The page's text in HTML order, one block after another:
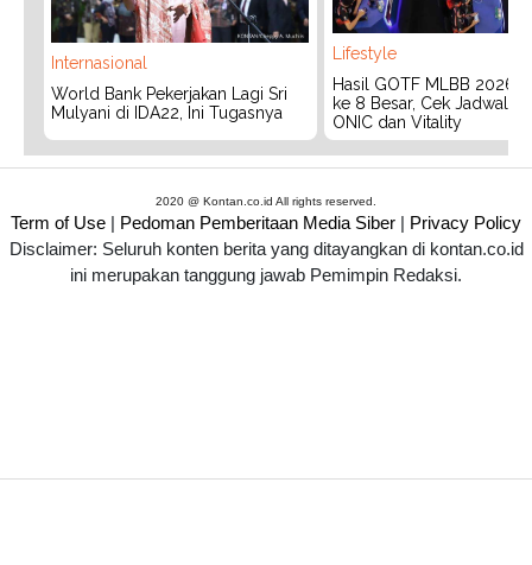
Internasional
World Bank Pekerjakan Lagi Sri
Mulyani di IDA22, Ini Tugasnya
Lifestyle
Hasil GOTF MLBB 2026:
ke 8 Besar, Cek Jadwal
ONIC dan Vitality
2020 @ Kontan.co.id All rights reserved.
Term of Use | Pedoman Pemberitaan Media Siber | Privacy Policy
Disclaimer: Seluruh konten berita yang ditayangkan di kontan.co.id
ini merupakan tanggung jawab Pemimpin Redaksi.